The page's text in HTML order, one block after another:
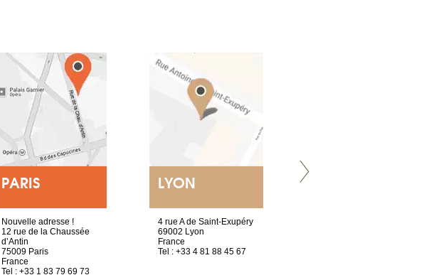
PARIS
Nouvelle adresse !
12 rue de la Chaussée
d’Antin
75009 Paris
France
Tel : +33 1 83 79 69 73
LYON
4 rue A de Saint-Exupéry
69002 Lyon
France
Tel : +33 4 81 88 45 67